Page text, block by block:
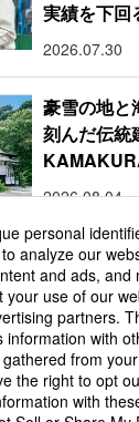
実績を下回
2026.07.30
豪雪の地と
刻んだ伝統
2026.08.04
もっと見る
ード